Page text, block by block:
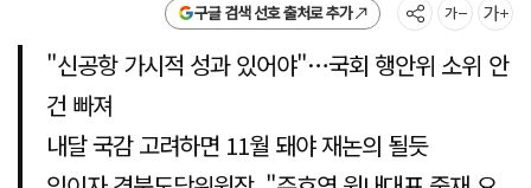
구글 검색 선호 출처로 추가
"신공항 가시적 성과 있어야"…국회 행안위 소위 안
건 빠져
내달 국감 고려하면 11월 돼야 재논의 될듯